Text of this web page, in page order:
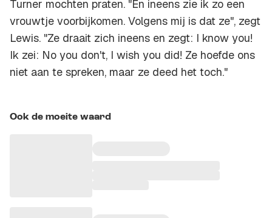
Turner mochten praten. "En ineens zie ik zo een
vrouwtje voorbijkomen. Volgens mij is dat ze", zegt
Lewis. "Ze draait zich ineens en zegt: I know you!
Ik zei: No you don't, I wish you did! Ze hoefde ons
niet aan te spreken, maar ze deed het toch."
Ook de moeite waard